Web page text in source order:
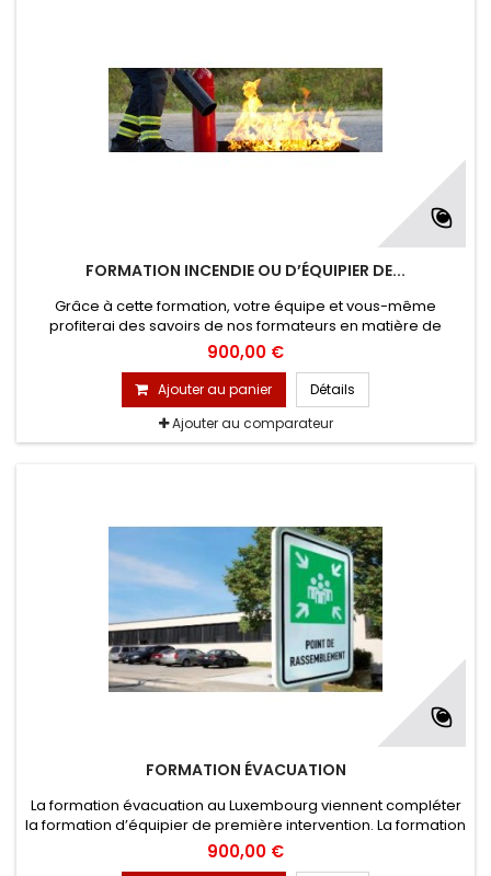
FORMATION INCENDIE OU D’ÉQUIPIER DE...
Grâce à cette formation, votre équipe et vous-même
profiterai des savoirs de nos formateurs en matière de
développement du feu, quels extincteurs sur quel feu,
utilisation des extincteurs et des exercices sur feu réel.
900,00 €
Ajouter au panier
Détails
Ajouter au comparateur
FORMATION ÉVACUATION
La formation évacuation au Luxembourg viennent compléter
la formation d’équipier de première intervention. La formation
mettra les salariés opérationnels pour assurer la sécurité de
tout le monde étant dans l’établissement.
900,00 €